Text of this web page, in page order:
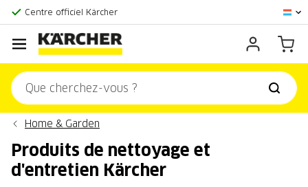
Score client:9,3/10
Home & Garden
Produits de nettoyage et
d'entretien Kärcher